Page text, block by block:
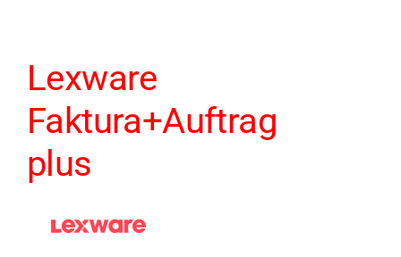
Lexware
Faktura+Auftrag
plus